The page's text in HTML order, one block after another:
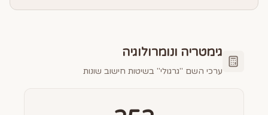
גימטריה ונומרולוגיה
ערכי השם "גרגולי" בשיטות חישוב שונות